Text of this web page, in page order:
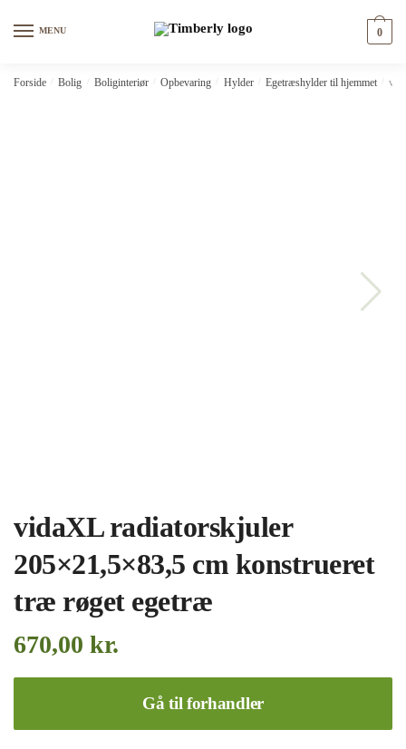
MENU 0
Forside Bolig Boliginteriør Opbevaring Hylder Egetræshylder til hjemmet
vidaXL radiatorskjuler
205×21,5×83,5 cm konstrueret
træ røget egetræ
670,00 kr.
Gå til forhandler